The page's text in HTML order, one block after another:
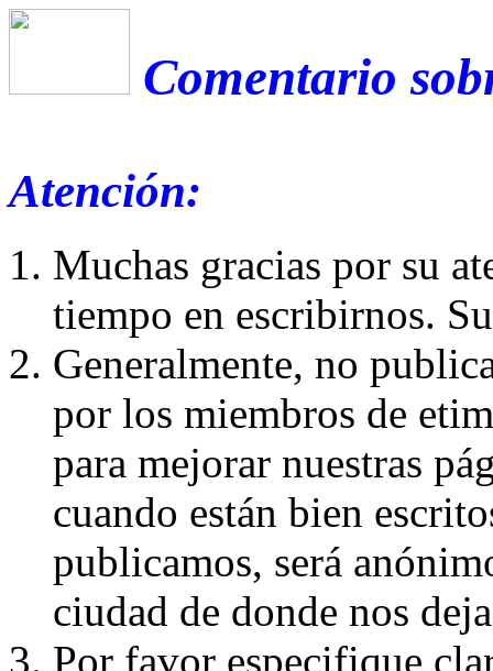
Comentario
Atención:
Muchas gracias por su
tiempo en escribirnos.
Generalmente, no
por los miembros de
para mejorar nuestras
cuando están bien
publicamos, será
ciudad de donde nos
Por favor especifique